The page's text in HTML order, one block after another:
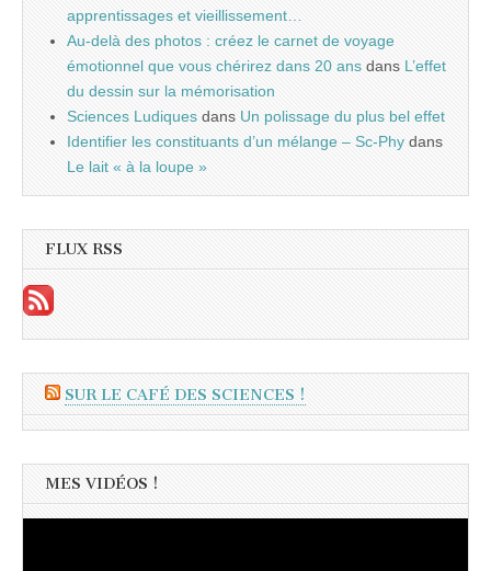
apprentissages et vieillissement…
Au-delà des photos : créez le carnet de voyage
émotionnel que vous chérirez dans 20 ans dans L’effet
du dessin sur la mémorisation
Sciences Ludiques dans Un polissage du plus bel effet
Identifier les constituants d’un mélange – Sc-Phy dans
Le lait « à la loupe »
FLUX RSS
SUR LE CAFÉ DES SCIENCES !
MES VIDÉOS !